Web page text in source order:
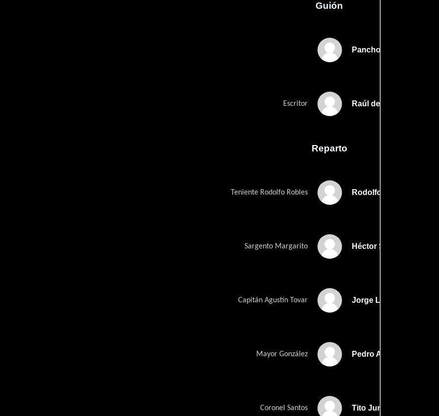
Guión
Pancho Córdovas
Escritor Raúl de Andas
Reparto
Teniente Rodolfo Robles Rodolfo de Anda
Sargento Margarito Héctor Suárez
Capitán Agustín Tovar Jorge Lavat
Mayor González Pedro Armendáriz Jr.
Coronel Santos Tito Junco